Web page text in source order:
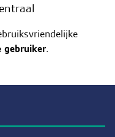
gebruiker.